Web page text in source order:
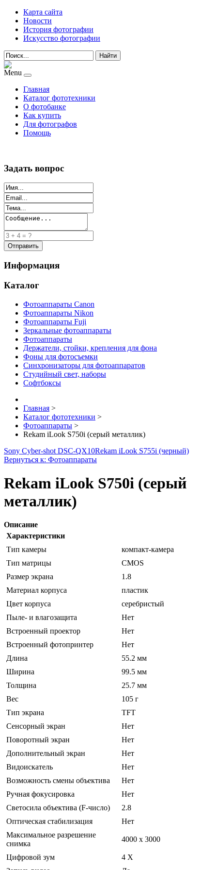
Карта сайта
Новости
История фотографии
Искусство фотографии
Найти
Menu
Главная
Каталог фототехники
О фотобанке
Как купить
Для фотографов
Помощь
Задать вопрос
Информация
Каталог
Фотоаппараты Canon
Фотоаппараты Nikon
Фотоаппараты Fuji
Зеркальные фотоаппараты
Фотоаппараты
Держатели, стойки, крепления для фона
Фоны для фотосъемки
Синхронизаторы для фотоаппаратов
Студийный свет, наборы
Софтбоксы
Главная >
Каталог фототехники >
Фотоаппараты >
Rekam iLook S750i (серый металлик)
Sony Cyber-shot DSC-QX10Rekam iLook S755i (черный)
Вернуться к: Фотоаппараты
Rekam iLook S750i (серый
металлик)
Описание
Характеристики
Тип камеры
компакт-камера
Тип матрицы
CMOS
Размер экрана
1.8
Материал корпуса
пластик
Цвет корпуса
серебристый
Пыле- и влагозащита
Нет
Встроенный проектор
Нет
Встроенный фотопринтер
Нет
Длина
55.2 мм
Ширина
99.5 мм
Толщина
25.7 мм
Вес
105 г
Тип экрана
TFT
Сенсорный экран
Нет
Поворотный экран
Нет
Дополнительный экран
Нет
Видоискатель
Нет
Возможность смены объектива
Нет
Ручная фокусировка
Нет
Светосила объектива (F-число)
2.8
Оптическая стабилизация
Нет
Максимальное разрешение
снимка
4000 x 3000
Цифровой зум
4 Х